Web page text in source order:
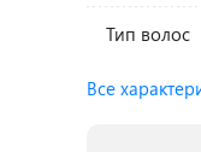
Тип волос
Все